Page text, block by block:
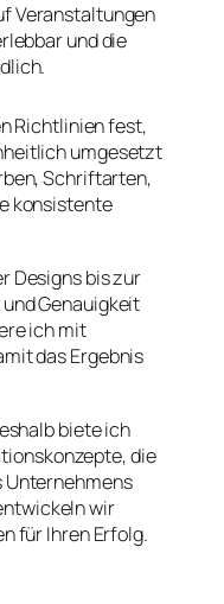
Veranstaltungen
und die
Richtlinien fest,
umgesetzt
Schriftarten,
konsistente
Designs bis zur
Genauigkeit
ich mit
das Ergebnis
biete ich
die
Unternehmens
wir
für Ihren Erfolg.